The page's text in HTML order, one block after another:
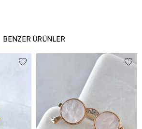
BENZER ÜRÜNLER